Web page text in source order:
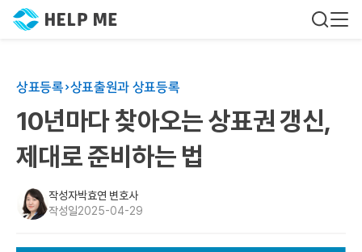
상표등록 상표출원과 상표등록
10년마다 찾아오는 상표권 갱신,
제대로 준비하는 법
작성자박효연 변호사
작성일2025-04-29